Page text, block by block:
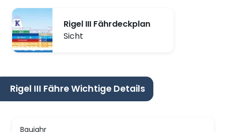
Rigel III Fährdeckplan
Sicht
Rigel III Fähre Wichtige Details
Baujahr